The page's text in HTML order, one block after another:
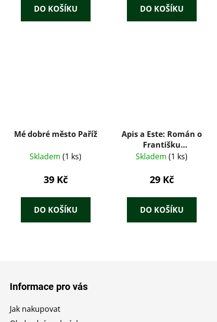
DO KOŠÍKU DO KOŠÍKU
Mé dobré město Paříž
Skladem (1 ks)
39 Kč
DO KOŠÍKU
Apis a Este: Román o
Františku
Ferdinandovi - Bruno
Skladem (1 ks)
29 Kč
DO KOŠÍKU
Informace pro vás
Jak nakupovat